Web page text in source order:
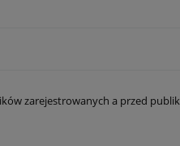
zarejestrowanych a przed